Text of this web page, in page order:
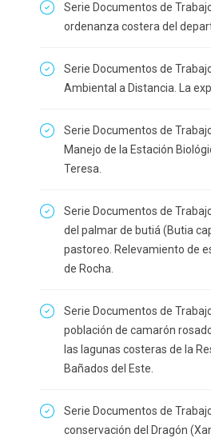
Serie Documentos de
ordenanza costera del
Serie Documentos de
Ambiental a Distancia. La
Serie Documentos de Trabajo
Manejo de la Estación
Teresa.
Serie Documentos de
del palmar de butiá (Butia
pastoreo. Relevamiento de
de Rocha.
Serie Documentos de
población de camarón
las lagunas costeras de la
Bañados del Este.
Serie Documentos de
conservación del Dragón